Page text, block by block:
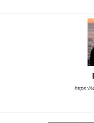
https://